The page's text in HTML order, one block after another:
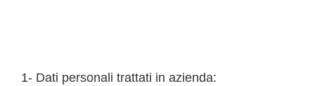
1- Dati personali trattati in azienda: